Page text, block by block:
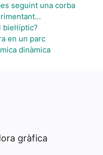
seguint una corba
en un parc
dinàmica
gràfica